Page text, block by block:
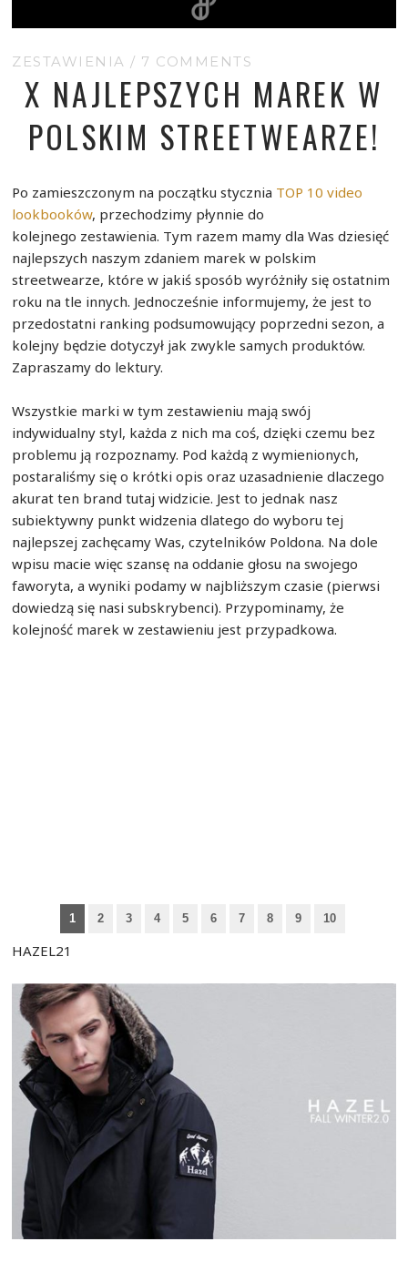
ZESTAWIENIA / 7 COMMENTS
X NAJLEPSZYCH MAREK W
POLSKIM STREETWEARZE!
Po zamieszczonym na początku stycznia TOP 10 video
lookbooków, przechodzimy płynnie do
kolejnego zestawienia. Tym razem mamy dla Was dziesięć
najlepszych naszym zdaniem marek w polskim
streetwearze, które w jakiś sposób wyróżniły się ostatnim
roku na tle innych. Jednocześnie informujemy, że jest to
przedostatni ranking podsumowujący poprzedni sezon, a
kolejny będzie dotyczył jak zwykle samych produktów.
Zapraszamy do lektury.
Wszystkie marki w tym zestawieniu mają swój
indywidualny styl, każda z nich ma coś, dzięki czemu bez
problemu ją rozpoznamy. Pod każdą z wymienionych,
postaraliśmy się o krótki opis oraz uzasadnienie dlaczego
akurat ten brand tutaj widzicie. Jest to jednak nasz
subiektywny punkt widzenia dlatego do wyboru tej
najlepszej zachęcamy Was, czytelników Poldona. Na dole
wpisu macie więc szansę na oddanie głosu na swojego
faworyta, a wyniki podamy w najbliższym czasie (pierwsi
dowiedzą się nasi subskrybenci). Przypominamy, że
kolejność marek w zestawieniu jest przypadkowa.
1 2 3 4 5 6 7 8 9 10
HAZEL21